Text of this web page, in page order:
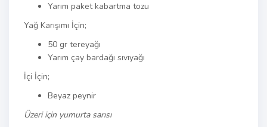
Yarım paket kabartma tozu
Yağ Karışımı İçin;
50 gr tereyağı
Yarım çay bardağı sıvıyağı
İçi İçin;
Beyaz peynir
Üzeri için yumurta sarısı